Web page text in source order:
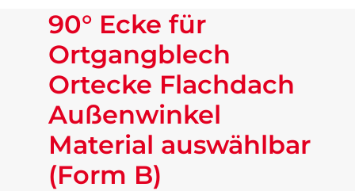
90° Ecke für
Ortgangblech
Ortecke Flachdach
Außenwinkel
Material auswählbar
(Form B)